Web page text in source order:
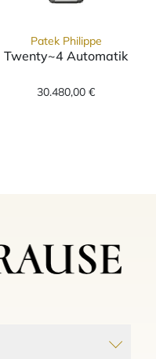
Patek Philippe
Twenty~4 Automatik
30.480,00 €